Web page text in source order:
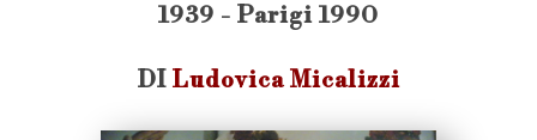
1939 - Parigi 1990
DI Ludovica Micalizzi